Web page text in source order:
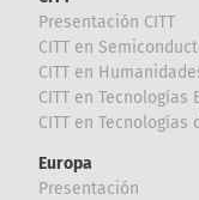
Presentación CITT
CITT en
CITT en
CITT en
CITT en Tecnologías
Europa
Presentación